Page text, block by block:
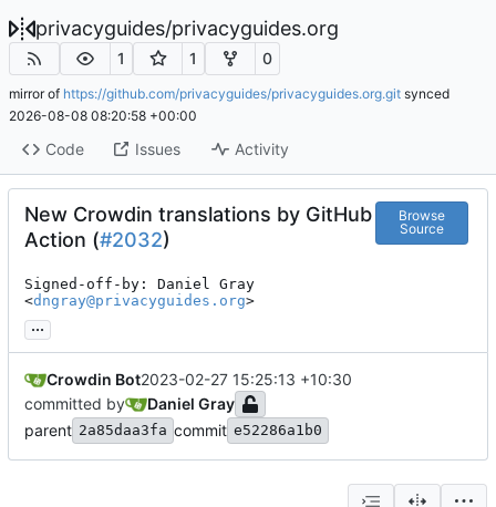
privacyguides/privacyguides.org
1 1 0
mirror of https://github.com/privacyguides/privacyguides.org.git synced
2026-08-08 08:20:58 +00:00
Code Issues Activity
New Crowdin translations by GitHub
Action (#2032)
Browse
Source
Signed-off-by: Daniel Gray
<dngray@privacyguides.org>
...
Crowdin Bot2023-02-27 15:25:13 +10:30
committed by
Daniel Gray
parent 2a85daa3fa commit e52286a1b0